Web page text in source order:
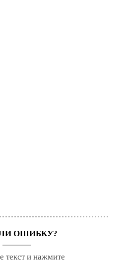
ОШИБКУ?
текст и нажмите